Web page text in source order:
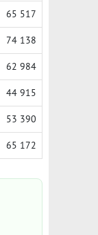
65 517
74 138
62 984
44 915
53 390
65 172